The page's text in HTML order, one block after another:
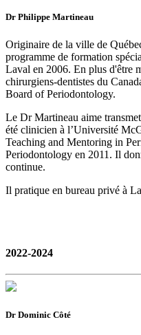
Dr Philippe Martineau
Originaire de la ville de
programme de formation
Laval en 2006. En plus d'être
chirurgiens-dentistes du
Board of Periodontology.
Le Dr Martineau aime
été clinicien à l’Université
Teaching and Mentoring in
Periodontology en 2011. Il
continue.
Il pratique en bureau privé à
2022-2024
Dr Dominic Côté